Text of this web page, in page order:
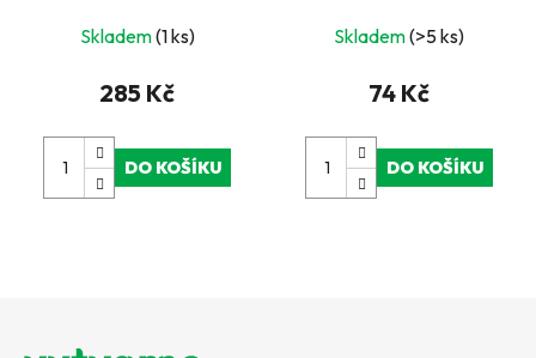
Skladem(1 ks)
285 Kč
DO KOŠÍKU
Skladem(>5 ks)
74 Kč
DO KOŠÍKU